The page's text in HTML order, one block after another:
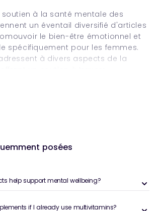
à la santé mentale des
un éventail diversifié d'articles
le bien-être émotionnel et
spécifiquement pour les femmes.
à divers aspects de la
de la vie et relever les défis
guidés qui encouragent
Les produits d'aromathérapie,
essentielles et les diffuseurs, sont
fournissant des parfums
posées
help support mental wellbeing?
if I already use multivitamins?